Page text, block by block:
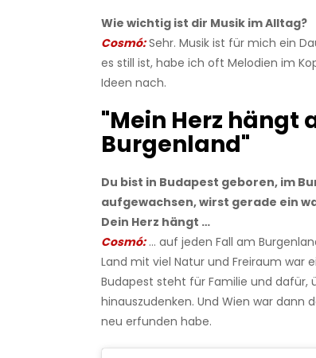
Wie wichtig ist dir Musik im Alltag?
Cosmó:Sehr. Musik ist für mich ein
es still ist, habe ich oft Melodien im
Ideen nach.
"Mein Herz hängt
Burgenland"
Du bist in Budapest geboren, im
aufgewachsen, wirst gerade ein
Dein Herz hängt …
Cosmó:… auf jeden Fall am
Land mit viel Natur und Freiraum war
Budapest steht für Familie und dafür,
hinauszudenken. Und Wien war dann
neu erfunden habe.